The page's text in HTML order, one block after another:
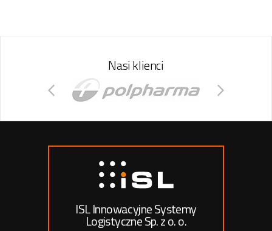
Nasi klienci
ISL Innowacyjne Systemy
Logistyczne Sp. z o. o.